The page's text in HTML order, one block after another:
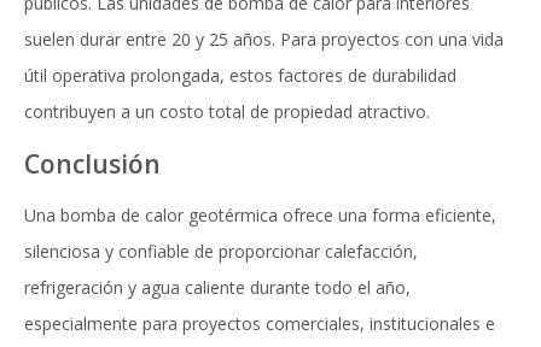
suelen durar entre 20 y 25 años. Para proyectos con una vida
útil operativa prolongada, estos factores de durabilidad
contribuyen a un costo total de propiedad atractivo.
Conclusión
Una bomba de calor geotérmica ofrece una forma eficiente,
silenciosa y confiable de proporcionar calefacción,
refrigeración y agua caliente durante todo el año,
especialmente para proyectos comerciales, institucionales e